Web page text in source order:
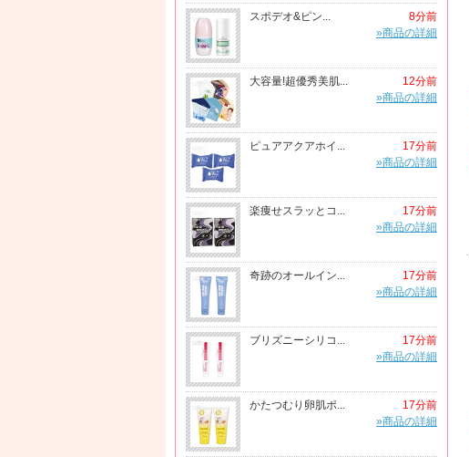
スポデオ&ピン...
8分前
»商品の詳細
大容量!超優秀美肌...
12分前
»商品の詳細
ピュアアクアホイ...
17分前
»商品の詳細
楽痩せスラッとコ...
17分前
»商品の詳細
奇跡のオールイン...
17分前
»商品の詳細
ブリズニーシリコ...
17分前
»商品の詳細
かたつむり卵肌ポ...
17分前
»商品の詳細